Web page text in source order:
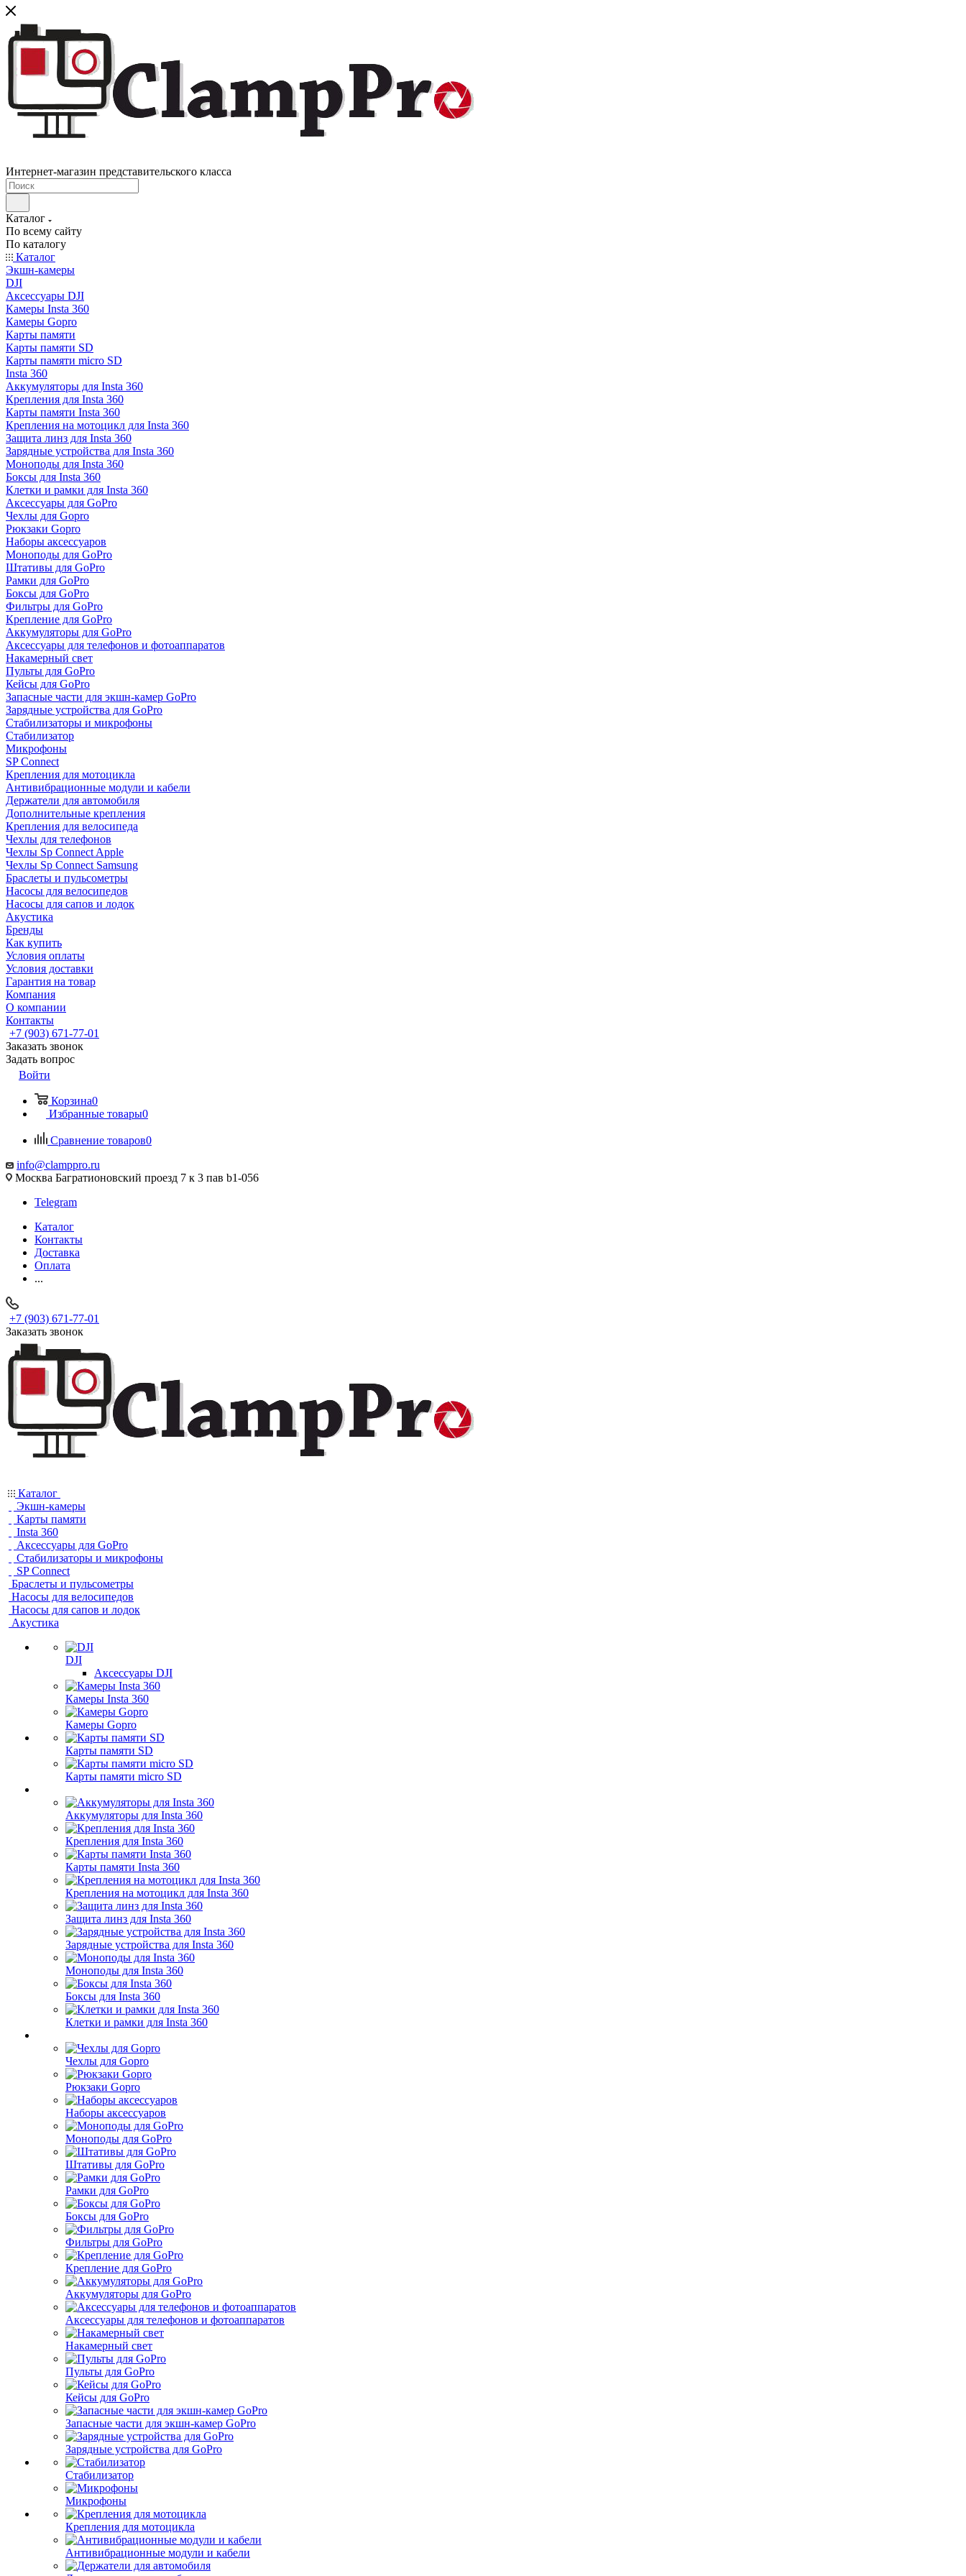
Интернет-магазин представительского класса
Каталог
По всему сайту
По каталогу
Каталог
Экшн-камеры
DJI
Аксессуары DJI
Камеры Insta 360
Камеры Gopro
Карты памяти
Карты памяти SD
Карты памяти micro SD
Insta 360
Аккумуляторы для Insta 360
Крепления для Insta 360
Карты памяти Insta 360
Крепления на мотоцикл для Insta 360
Защита линз для Insta 360
Зарядные устройства для Insta 360
Моноподы для Insta 360
Боксы для Insta 360
Клетки и рамки для Insta 360
Аксессуары для GoPro
Чехлы для Gopro
Рюкзаки Gopro
Наборы аксессуаров
Моноподы для GoPro
Штативы для GoPro
Рамки для GoPro
Боксы для GoPro
Фильтры для GoPro
Крепление для GoPro
Аккумуляторы для GoPro
Аксессуары для телефонов и фотоаппаратов
Накамерный свет
Пульты для GoPro
Кейсы для GoPro
Запасные части для экшн-камер GoPro
Зарядные устройства для GoPro
Стабилизаторы и микрофоны
Стабилизатор
Микрофоны
SP Connect
Крепления для мотоцикла
Антивибрационные модули и кабели
Держатели для автомобиля
Дополнительные крепления
Крепления для велосипеда
Чехлы для телефонов
Чехлы Sp Connect Apple
Чехлы Sp Connect Samsung
Браслеты и пульсометры
Насосы для велосипедов
Насосы для сапов и лодок
Акустика
Бренды
Как купить
Условия оплаты
Условия доставки
Гарантия на товар
Компания
О компании
Контакты
+7 (903) 671-77-01
Заказать звонок
Задать вопрос
Войти
Корзина0
Избранные товары0
Сравнение товаров0
info@clamppro.ru
Москва Багратионовский проезд 7 к 3 пав b1-056
Telegram
Каталог
Контакты
Доставка
Оплата
...
+7 (903) 671-77-01
Заказать звонок
Каталог
Экшн-камеры
Карты памяти
Insta 360
Аксессуары для GoPro
Стабилизаторы и микрофоны
SP Connect
Браслеты и пульсометры
Насосы для велосипедов
Насосы для сапов и лодок
Акустика
DJI
Аксессуары DJI
Камеры Insta 360
Камеры Gopro
Карты памяти SD
Карты памяти micro SD
Аккумуляторы для Insta 360
Крепления для Insta 360
Карты памяти Insta 360
Крепления на мотоцикл для Insta 360
Защита линз для Insta 360
Зарядные устройства для Insta 360
Моноподы для Insta 360
Боксы для Insta 360
Клетки и рамки для Insta 360
Чехлы для Gopro
Рюкзаки Gopro
Наборы аксессуаров
Моноподы для GoPro
Штативы для GoPro
Рамки для GoPro
Боксы для GoPro
Фильтры для GoPro
Крепление для GoPro
Аккумуляторы для GoPro
Аксессуары для телефонов и фотоаппаратов
Накамерный свет
Пульты для GoPro
Кейсы для GoPro
Запасные части для экшн-камер GoPro
Зарядные устройства для GoPro
Стабилизатор
Микрофоны
Крепления для мотоцикла
Антивибрационные модули и кабели